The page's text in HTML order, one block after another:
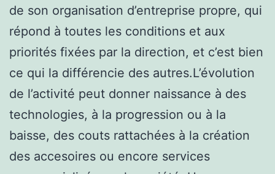
de son organisation d’entreprise propre, qui
répond à toutes les conditions et aux
priorités fixées par la direction, et c’est bien
ce qui la différencie des autres.L’évolution
de l’activité peut donner naissance à des
technologies, à la progression ou à la
baisse, des couts rattachées à la création
des accesoires ou encore services